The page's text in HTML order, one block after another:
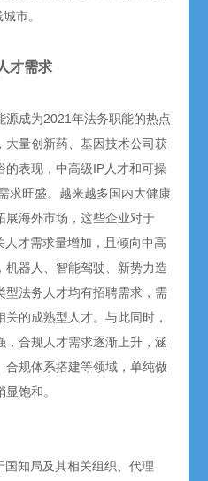
市。
才需求
源成为2021年法务职能的热点
大量创新药、基因技术公司获
的表现，中高级IP人才和可操
求旺盛。越来越多国内大健康
展海外市场，这些企业对于
才需求量增加，且倾向中高
器人、智能驾驶、新势力造
型法务人才均有招聘需求，需
的成熟型人才。与此同时，
合规人才需求逐渐上升，涵
合规体系搭建等领域，单纯做
饱和。
国知局及其相关组织、代理